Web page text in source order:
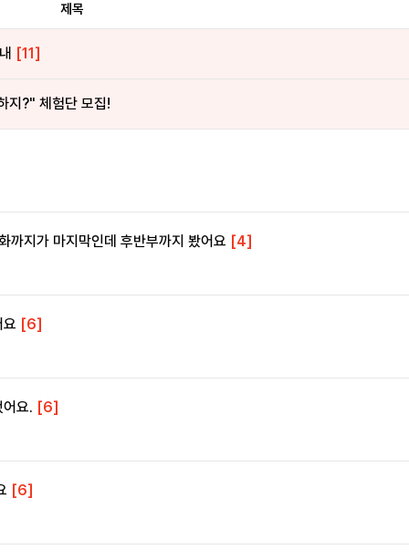
제목
[11]
지?" 체험단 모집!
까지가 마지막인데 후반부까지 봤어요 [4]
[6]
요. [6]
[6]